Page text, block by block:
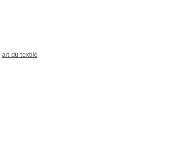
art du textile